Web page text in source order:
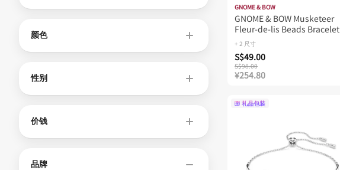
颜色
性别
价钱
品牌
GNOME & BOW
GNOME & BOW Musketeer
Fleur-de-lis Beads Bracelet
Women Men - Green
+ 2 尺寸
S$49.00
S$98.00
¥254.80
礼品包装